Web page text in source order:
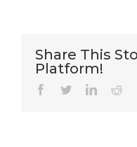
Share This
Platform!
facebooktwitterlinkedin